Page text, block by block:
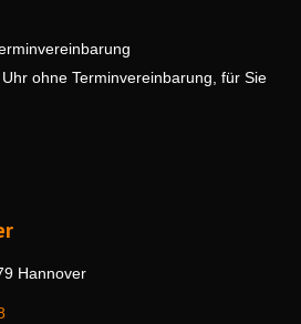
ohne Terminvereinbarung, für Sie
Hannover